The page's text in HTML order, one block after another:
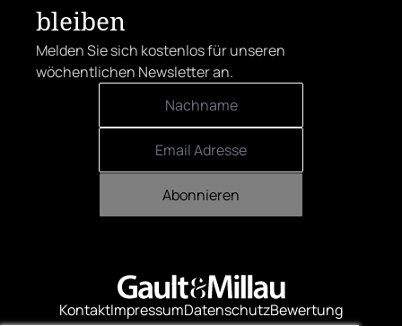
bleiben
Melden Sie sich kostenlos für unseren
wöchentlichen Newsletter an.
Abonnieren
KontaktImpressumDatenschutzBewertung